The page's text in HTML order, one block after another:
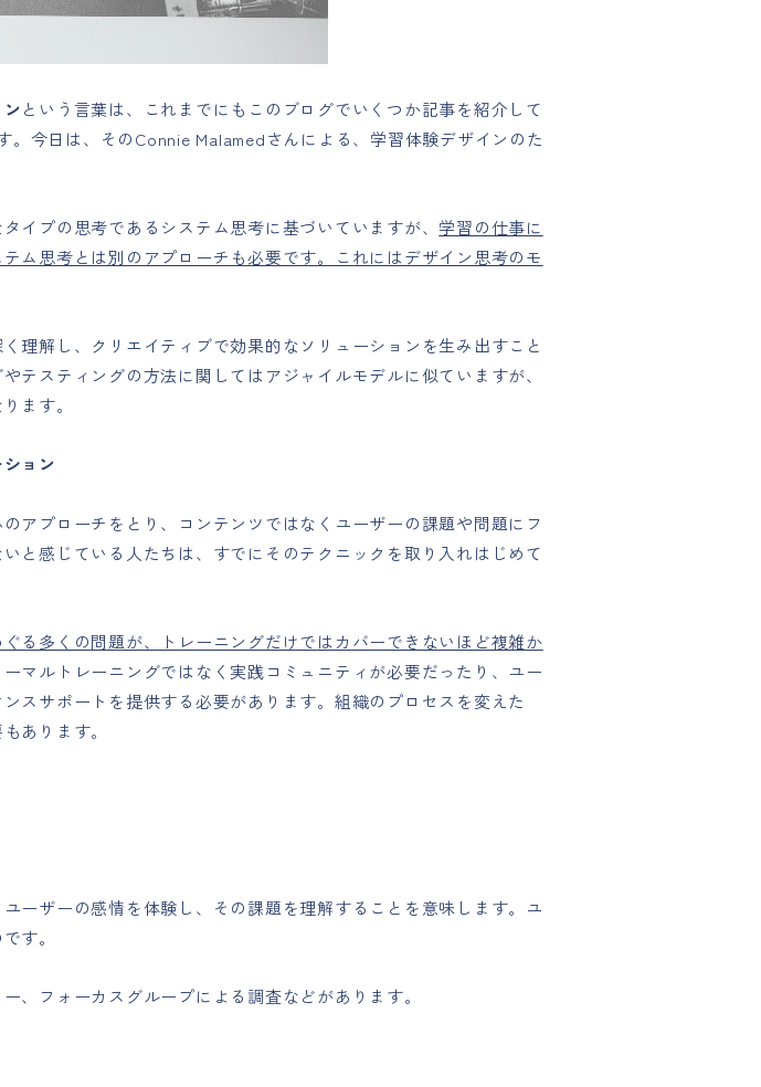
という言葉は、これまでにもこのブログでいくつか記事を紹介して
今日は、そのConnie Malamedさんによる、学習体験デザインのた
イプの思考であるシステム思考に基づいていますが、 学習の仕事に
ム思考とは別のアプローチも必要です。これにはデザイン思考のモ
理解し、クリエイティブで効果的なソリューションを生み出すこと
テスティングの方法に関してはアジャイルモデルに似ていますが、
ます。
ョン
アプローチをとり、コンテンツではなくユーザーの課題や問題にフ
と感じている人たちは、すでにそのテクニックを取り入れはじめて
る多くの問題が、トレーニングだけではカバーできないほど複雑か
マルトレーニングではなく実践コミュニティが必要だったり、ユー
スサポートを提供する必要があります。組織のプロセスを変えた
あります。
ーザーの感情を体験し、その課題を理解することを意味します。ユ
す。
、フォーカスグループによる調査などがあります。